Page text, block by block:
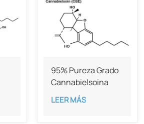
95% Pureza Grado
Cannabielsoina
(CBE) CAS 52025-
76-0
LEER MÁS